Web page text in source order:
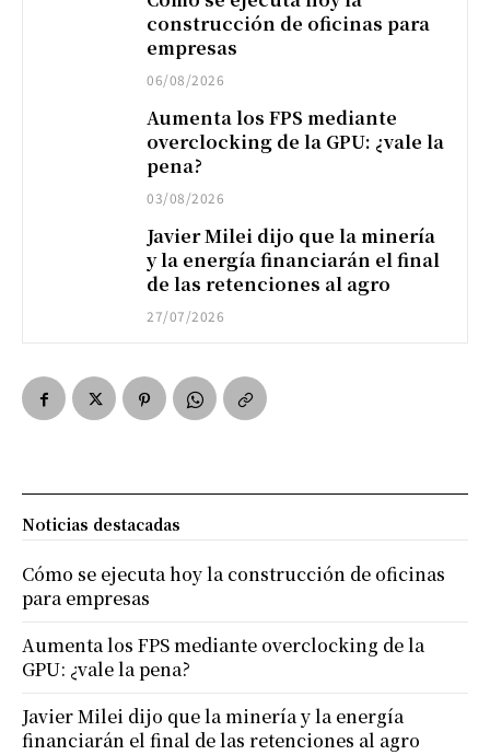
construcción de oficinas para
empresas
06/08/2026
Aumenta los FPS mediante
overclocking de la GPU: ¿vale la
pena?
03/08/2026
Javier Milei dijo que la minería
y la energía financiarán el final
de las retenciones al agro
27/07/2026
Noticias destacadas
Cómo se ejecuta hoy la construcción de oficinas
para empresas
Aumenta los FPS mediante overclocking de la
GPU: ¿vale la pena?
Javier Milei dijo que la minería y la energía
financiarán el final de las retenciones al agro